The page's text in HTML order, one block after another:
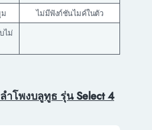
ไม่มีฟังก์ชันไมค์ในตัว
ไม่
ำโพงบลูทูธ รุ่น Select 4